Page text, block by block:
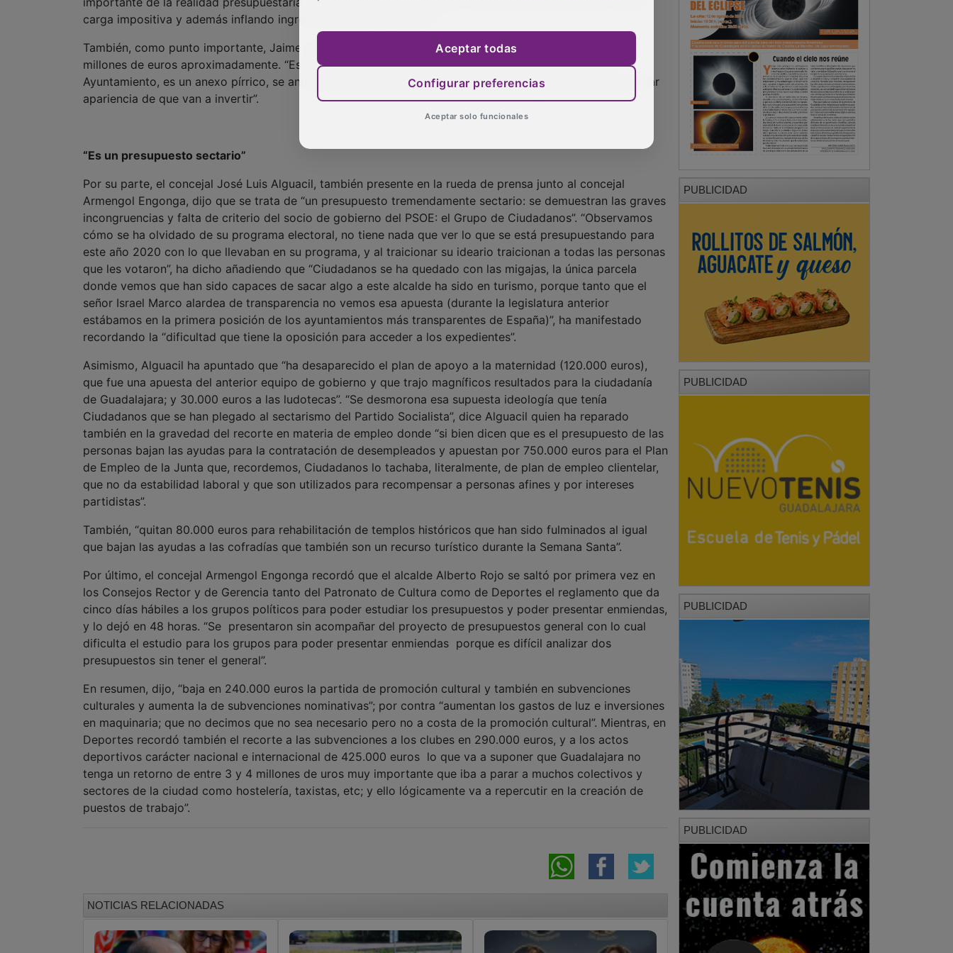
carga impositiva y además inflando ingresos en los presupuestos”.
También, como punto importante, Jaime Carnicero se refirió al anexo de inversiones que llega a los 2,4
millones de euros aproximadamente. “Es el presupuesto menos inversor de los últimos 15 años del
Ayuntamiento, es un anexo pírrico, se anuncian obras que no cubren la totalidad del proyecto; solo por dar
apariencia de que van a invertir”.
“Es un presupuesto sectario”
Por su parte, el concejal José Luis Alguacil, también presente en la rueda de prensa junto al concejal
Armengol Engonga, dijo que se trata de “un presupuesto tremendamente sectario: se demuestran las graves
incongruencias y falta de criterio del socio de gobierno del PSOE: el Grupo de Ciudadanos”. “Observamos
cómo se ha olvidado de su programa electoral, no tiene nada que ver lo que se está presupuestando para
este año 2020 con lo que llevaban en su programa, y al traicionar su ideario traicionan a todas las personas
que les votaron”, ha dicho añadiendo que “Ciudadanos se ha quedado con las migajas, la única parcela
donde vemos que han sido capaces de sacar algo a este alcalde ha sido en turismo, porque tanto que el
señor Israel Marco alardea de transparencia no vemos esa apuesta (durante la legislatura anterior
estábamos en la primera posición de los ayuntamientos más transparentes de España)”, ha manifestado
recordando la “dificultad que tiene la oposición para acceder a los expedientes”.
Asimismo, Alguacil ha apuntado que “ha desaparecido el plan de apoyo a la maternidad (120.000 euros),
que fue una apuesta del anterior equipo de gobierno y que trajo magníficos resultados para la ciudadanía
de Guadalajara; y 30.000 euros a las ludotecas”. “Se desmorona esa supuesta ideología que tenía
Ciudadanos que se han plegado al sectarismo del Partido Socialista”, dice Alguacil quien ha reparado
también en la gravedad del recorte en materia de empleo donde “si bien dicen que es el presupuesto de las
personas bajan las ayudas para la contratación de desempleados y apuestan por 750.000 euros para el Plan
de Empleo de la Junta que, recordemos, Ciudadanos lo tachaba, literalmente, de plan de empleo clientelar,
que no da estabilidad laboral y que son utilizados para recompensar a personas afines y por intereses
partidistas”.
También, “quitan 80.000 euros para rehabilitación de templos históricos que han sido fulminados al igual
que bajan las ayudas a las cofradías que también son un recurso turístico durante la Semana Santa”.
Por último, el concejal Armengol Engonga recordó que el alcalde Alberto Rojo se saltó por primera vez en
los Consejos Rector y de Gerencia tanto del Patronato de Cultura como de Deportes el reglamento que da
cinco días hábiles a los grupos políticos para poder estudiar los presupuestos y poder presentar enmiendas,
y lo dejó en 48 horas. “Se presentaron sin acompañar del proyecto de presupuestos general con lo cual
dificulta el estudio para los grupos para poder presentar enmiendas porque es difícil analizar dos
presupuestos sin tener el general”.
En resumen, dijo, “baja en 240.000 euros la partida de promoción cultural y también en subvenciones
culturales y aumenta la de subvenciones nominativas”; por contra “aumentan los gastos de luz e inversiones
en maquinaria; que no decimos que no sea necesario pero no a costa de la promoción cultural”. Mientras, en
Deportes recordó también el recorte a las subvenciones a los clubes en 290.000 euros, y a los actos
deportivos carácter nacional e internacional de 425.000 euros lo que va a suponer que Guadalajara no
tenga un retorno de entre 3 y 4 millones de uros muy importante que iba a parar a muchos colectivos y
sectores de la ciudad como hostelería, taxistas, etc; y ello lógicamente va a repercutir en la creación de
puestos de trabajo”.
NOTICIAS RELACIONADAS
PUBLICIDAD
PUBLICIDAD
PUBLICIDAD
PUBLICIDAD
Aceptar todas
Configurar preferencias
Aceptar solo funcionales